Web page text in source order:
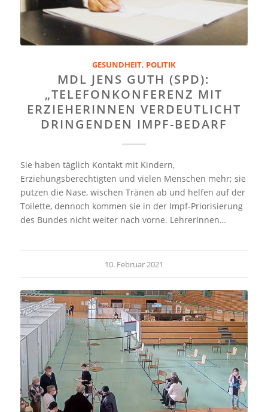
GESUNDHEIT, POLITIK
MDL JENS GUTH (SPD):
„TELEFONKONFERENZ MIT
ERZIEHERINNEN VERDEUTLICHT
DRINGENDEN IMPF-BEDARF
Sie haben täglich Kontakt mit Kindern,
Erziehungsberechtigten und vielen Menschen mehr; sie
putzen die Nase, wischen Tränen ab und helfen auf der
Toilette, dennoch kommen sie in der Impf-Priorisierung
des Bundes nicht weiter nach vorne. LehrerInnen…
10. Februar 2021